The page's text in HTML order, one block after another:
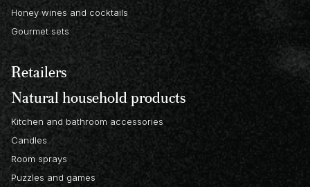
Honey wines and cocktails
Gourmet sets
Retailers
Natural household products
Kitchen and bathroom accessories
Candles
Room sprays
Puzzles and games